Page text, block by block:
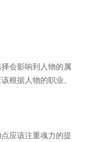
会影响到人物的属
根据人物的职业、
应该注重魂力的提